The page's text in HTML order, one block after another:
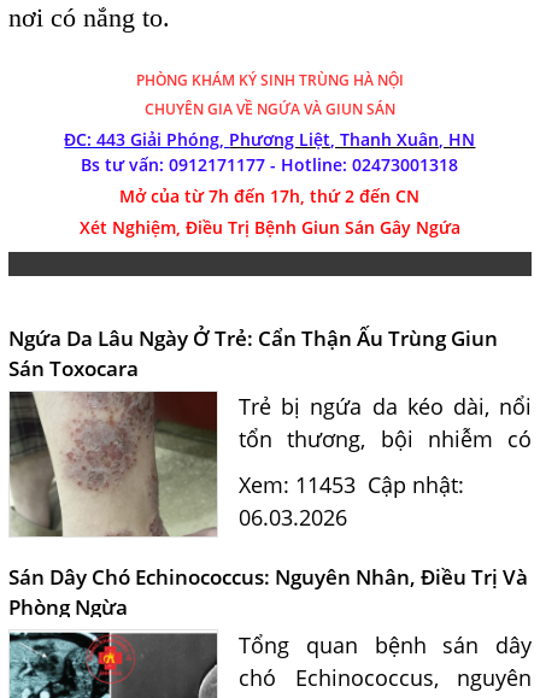
nơi có nắng to.
PHÒNG KHÁM KÝ SINH TRÙNG HÀ NỘI
CHUYÊN GIA VỀ NGỨA VÀ GIUN SÁN
ĐC: 443 Giải Phóng, Phương Liệt, Thanh Xuân, HN
Bs tư vấn: 0912171177 - Hotline:02473001318
Mở của từ 7h đến 17h, thứ 2 đến CN
Xét Nghiệm, Điều Trị Bệnh Giun Sán Gây Ngứa
Ngứa Da Lâu Ngày Ở Trẻ: Cẩn Thận Ấu Trùng Giun
Sán Toxocara
Trẻ bị ngứa da kéo dài, nổi
tổn thương, bội nhiễm có
thể liên quan ấu trùng giun
đũa chó mèo Toxocara. Bác
xét nghiệm và phòng ngừa...
Xem: 11453 Cập nhật:
06.03.2026
Sán Dây Chó Echinococcus: Nguyên Nhân, Điều Trị Và
Phòng Ngừa
Tổng quan bệnh sán dây
chó Echinococcus, nguyên